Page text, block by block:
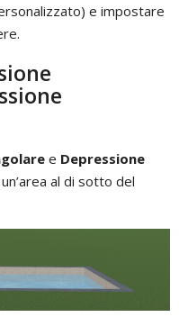
e impostare
e Depressione
al di sotto del